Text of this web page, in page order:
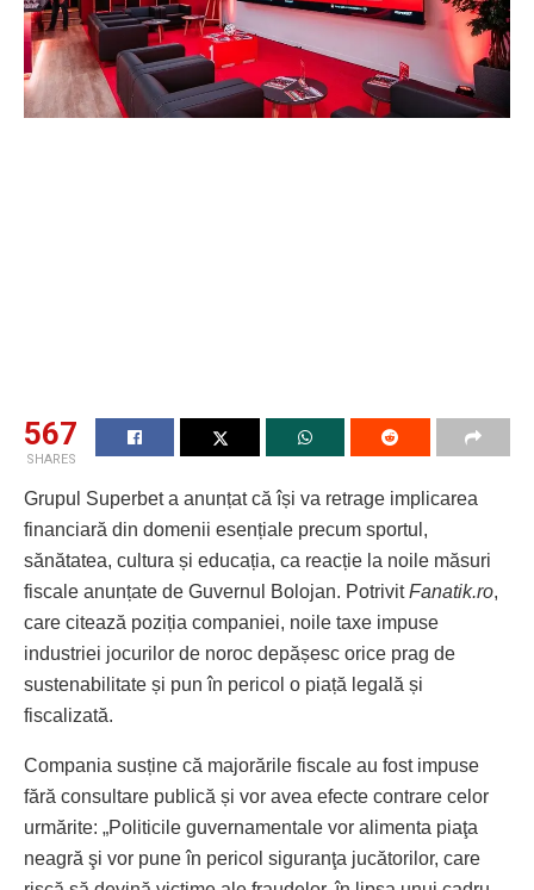
567
SHARES
Grupul Superbet a anunțat că își va retrage implicarea
financiară din domenii esențiale precum sportul,
sănătatea, cultura și educația, ca reacție la noile măsuri
fiscale anunțate de Guvernul Bolojan. PotrivitFanatik.ro,
care citează poziția companiei, noile taxe impuse
industriei jocurilor de noroc depășesc orice prag de
sustenabilitate și pun în pericol o piață legală și
fiscalizată.
Compania susține că majorările fiscale au fost impuse
fără consultare publică și vor avea efecte contrare celor
urmărite: „Politicile guvernamentale vor alimenta piaţa
neagră şi vor pune în pericol siguranţa jucătorilor, care